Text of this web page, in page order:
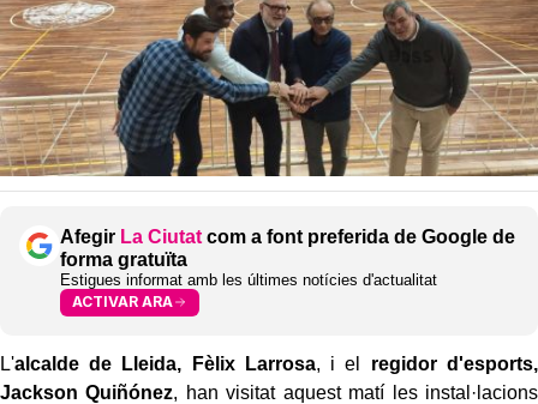
Afegir La Ciutat com a font preferida de Google de
forma gratuïta
Estigues informat amb les últimes notícies d'actualitat
ACTIVAR ARA
L'alcalde de Lleida, Fèlix Larrosa, i el regidor d'esports,
Jackson Quiñónez, han visitat aquest matí les instal·lacions